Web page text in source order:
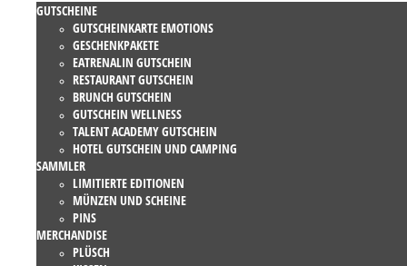
GUTSCHEINE
GUTSCHEINKARTE EMOTIONS
GESCHENKPAKETE
EATRENALIN GUTSCHEIN
RESTAURANT GUTSCHEIN
BRUNCH GUTSCHEIN
GUTSCHEIN WELLNESS
TALENT ACADEMY GUTSCHEIN
HOTEL GUTSCHEIN UND CAMPING
SAMMLER
LIMITIERTE EDITIONEN
MÜNZEN UND SCHEINE
PINS
MERCHANDISE
PLÜSCH